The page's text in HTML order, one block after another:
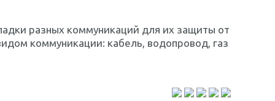
разных коммуникаций для их защиты от
коммуникации: кабель, водопровод, газ